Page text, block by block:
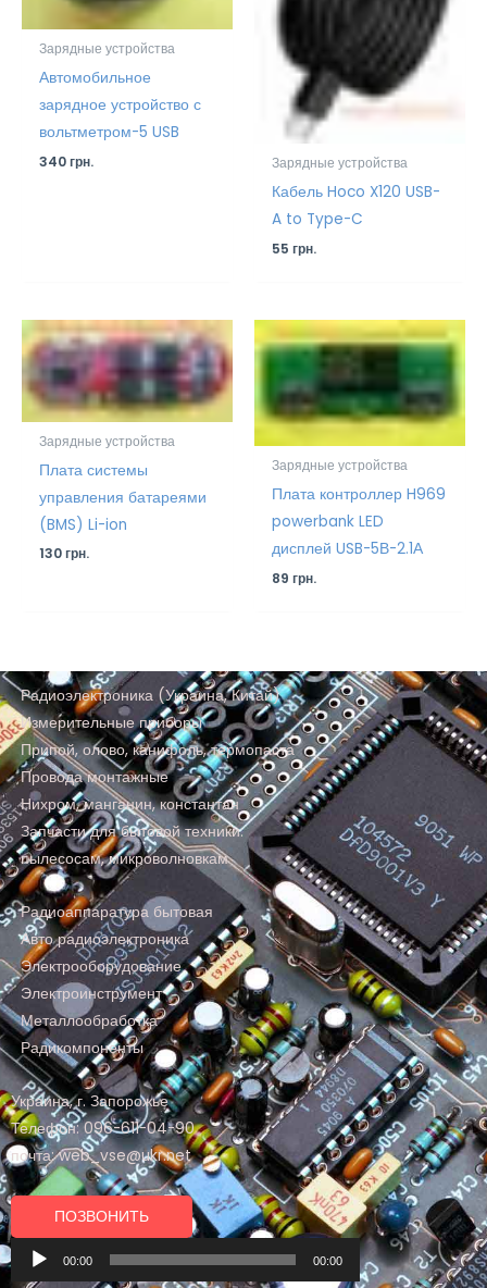
Зарядные устройства
Автомобильное
зарядное устройство с
вольтметром-5 USB
340грн. Зарядные устройства
Кабель Hoco X120 USB-
A to Type-C
55грн.
Зарядные устройства
Плата системы
управления батареями
(BMS) Li-ion
130грн.
Зарядные устройства
Плата контроллер H969
powerbank LED
дисплей USB-5В-2.1А
89грн.
Радиоэлектроника (Украина, Китай)
Измерительные приборы
Припой, олово, канифоль, термопаста
Провода монтажные
Нихром, манганин, константан
Запчасти для бытовой техники:
пылесосам, микроволновкам
Радиоаппаратура бытовая
Авто радиоэлектроника
Электрооборудование
Электроинструмент
Металлообработка
Радикомпоненты
Украина, г. Запорожье
Телефон: 096-611-04-90
почта: web_vse@ukr.net
ПОЗВОНИТЬ
Аудиоплеер
00:00 00:00